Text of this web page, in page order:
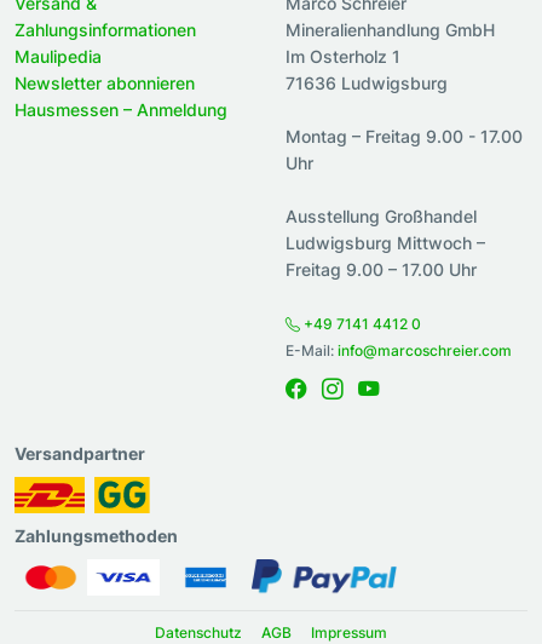
Zahlungsinformationen
Maulipedia
Newsletter abonnieren
Hausmessen – Anmeldung
Mineralienhandlung GmbH
Im Osterholz 1
71636 Ludwigsburg
Montag – Freitag 9.00 - 17.00
Uhr
Ausstellung Großhandel
Ludwigsburg Mittwoch –
Freitag 9.00 – 17.00 Uhr
+49 7141 4412 0
E-Mail: info@marcoschreier.com
Versandpartner
Zahlungsmethoden
Datenschutz AGB Impressum